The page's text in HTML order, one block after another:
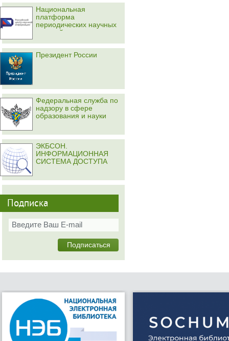
Национальная
платформа
периодических научных
изданий
Президент России
Федеральная служба по
надзору в сфере
образования и науки
ЭКБСОН.
ИНФОРМАЦИОННАЯ
СИСТЕМА ДОСТУПА
Подписка